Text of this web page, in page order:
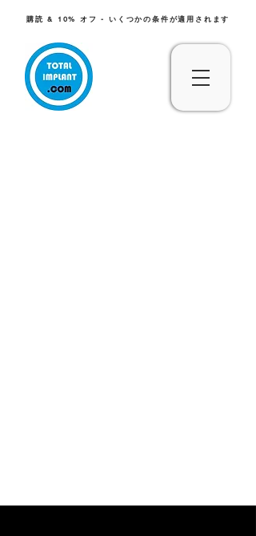
購読 & 10% オフ - いくつかの条件が適用されます